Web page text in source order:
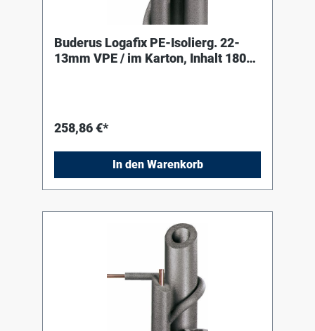
Buderus Logafix PE-Isolierg. 22-
13mm VPE / im Karton, Inhalt 180
258,86 €*
In den Warenkorb